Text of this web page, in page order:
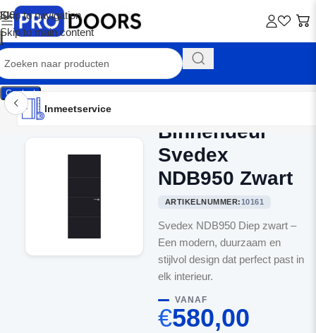
Skip to navigation
Skip to main content
Contact
Inmeetservice
Montageservice
Advies op maat
Showroom
Inmeetservice
Binnendeur
Svedex
NDB950 Zwart
ARTIKELNUMMER:10161
Svedex NDB950 Diep zwart –
Een modern, duurzaam en
stijlvol design dat perfect past in
elk interieur.
VANAF
€580,00